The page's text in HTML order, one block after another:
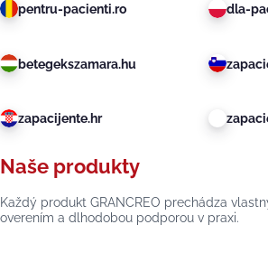
pentru-pacienti.ro dla-
betegekszamara.hu
zapacijente.hr
Naše produkty
Každý produkt GRANCREO prechádza
overením a dlhodobou podporou v praxi.